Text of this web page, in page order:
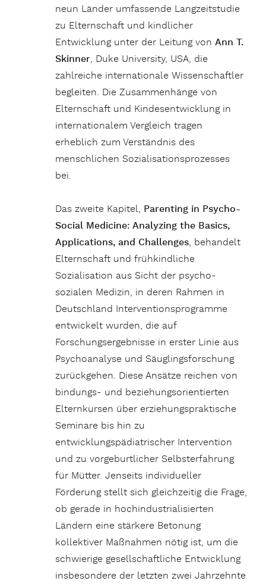
neun Länder umfassende Langzeitstudie
zu Elternschaft und kindlicher
Entwicklung unter der Leitung vonAnn T.
Skinner, Duke University, USA, die
zahlreiche internationale Wissenschaftler
begleiten. Die Zusammenhänge von
Elternschaft und Kindesentwicklung in
internationalem Vergleich tragen
erheblich zum Verständnis des
menschlichen Sozialisationsprozesses
bei.
Das zweite Kapitel, Parenting in Psycho-
Social Medicine: Analyzing the Basics,
Applications, and Challenges, behandelt
Elternschaft und frühkindliche
Sozialisation aus Sicht der psycho-
sozialen Medizin, in deren Rahmen in
Deutschland Interventionsprogramme
entwickelt wurden, die auf
Forschungsergebnisse in erster Linie aus
Psychoanalyse und Säuglingsforschung
zurückgehen. Diese Ansätze reichen von
bindungs- und beziehungsorientierten
Elternkursen über erziehungspraktische
Seminare bis hin zu
entwicklungspädiatrischer Intervention
und zu vorgeburtlicher Selbsterfahrung
für Mütter. Jenseits individueller
Förderung stellt sich gleichzeitig die Frage,
ob gerade in hochindustrialisierten
Ländern eine stärkere Betonung
kollektiver Maßnahmen nötig ist, um die
schwierige gesellschaftliche Entwicklung
insbesondere der letzten zwei Jahrzehnte